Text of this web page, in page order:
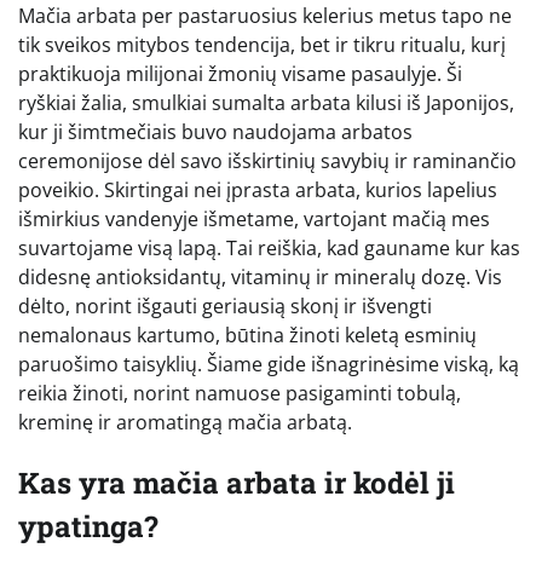
Mačia arbata per pastaruosius kelerius metus tapo ne
tik sveikos mitybos tendencija, bet ir tikru ritualu, kurį
praktikuoja milijonai žmonių visame pasaulyje. Ši
ryškiai žalia, smulkiai sumalta arbata kilusi iš Japonijos,
kur ji šimtmečiais buvo naudojama arbatos
ceremonijose dėl savo išskirtinių savybių ir raminančio
poveikio. Skirtingai nei įprasta arbata, kurios lapelius
išmirkius vandenyje išmetame, vartojant mačią mes
suvartojame visą lapą. Tai reiškia, kad gauname kur kas
didesnę antioksidantų, vitaminų ir mineralų dozę. Vis
dėlto, norint išgauti geriausią skonį ir išvengti
nemalonaus kartumo, būtina žinoti keletą esminių
paruošimo taisyklių. Šiame gide išnagrinėsime viską, ką
reikia žinoti, norint namuose pasigaminti tobulą,
kreminę ir aromatingą mačia arbatą.
Kas yra mačia arbata ir kodėl ji
ypatinga?